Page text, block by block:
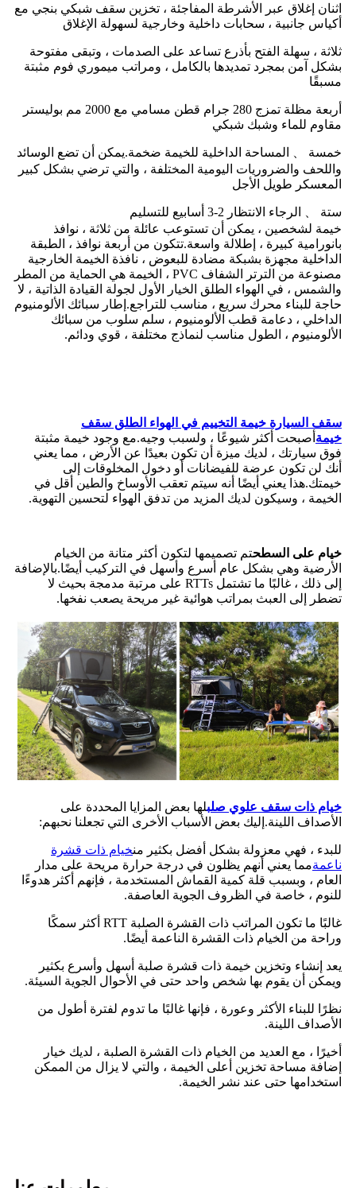
اثنان إغلاق عبر الأشرطة المفاجئة ، تخزين سقف شبكي بنجي مع
أكياس جانبية ، سحابات داخلية وخارجية لسهولة الإغلاق
ثلاثة ، سهلة الفتح بأذرع تساعد على الصدمات ، وتبقى مفتوحة
بشكل آمن بمجرد تمديدها بالكامل ، ومراتب ميموري فوم مثبتة
مسبقًا
أربعة مظلة تمزج 280 جرام قطن مسامي مع 2000 مم بوليستر
مقاوم للماء وشبك شبكي
خمسة 、 المساحة الداخلية للخيمة ضخمة.يمكن أن تضع الوسائد
واللحف والضروريات اليومية المختلفة ، والتي ترضي بشكل كبير
المعسكر طويل الأجل
ستة 、 الرجاء الانتظار 2-3 أسابيع للتسليم
خيمة لشخصين ، يمكن أن تستوعب عائلة من ثلاثة ، نوافذ
بانورامية كبيرة ، إطلالة واسعة.تتكون من أربعة نوافذ ، الطبقة
الداخلية مجهزة بشبكة مضادة للبعوض ، نافذة الخيمة الخارجية
مصنوعة من الترتر الشفاف PVC ، الخيمة هي الحماية من المطر
والشمس ، في الهواء الطلق الخيار الأول لجولة القيادة الذاتية ، لا
حاجة للبناء محرك سريع ، مناسب للتراجع.إطار سبائك الألومنيوم
الداخلي ، دعامة قطب الألومنيوم ، سلم سلوب من سبائك
الألومنيوم ، الطول مناسب لنماذج مختلفة ، قوي ودائم.
سقف السيارة خيمة التخييم في الهواء الطلق سقف
خيمة أصبحت أكثر شيوعًا ، ولسبب وجيه.مع وجود خيمة مثبتة
فوق سيارتك ، لديك ميزة أن تكون بعيدًا عن الأرض ، مما يعني
أنك لن تكون عرضة للفيضانات أو دخول المخلوقات إلى
خيمتك.هذا يعني أيضًا أنه سيتم تعقب الأوساخ والطين أقل في
الخيمة ، وسيكون لديك المزيد من تدفق الهواء لتحسين التهوية.
خيام على السطحتم تصميمها لتكون أكثر متانة من الخيام
الأرضية وهي بشكل عام أسرع وأسهل في التركيب أيضًا.بالإضافة
إلى ذلك ، غالبًا ما تشتمل RTTs على مرتبة مدمجة بحيث لا
تضطر إلى العبث بمراتب هوائية غير مريحة يصعب نفخها.
خيام ذات سقف علوي صلبلها بعض المزايا المحددة على
الأصداف اللينة.إليك بعض الأسباب الأخرى التي تجعلنا نحبهم:
للبدء ، فهي معزولة بشكل أفضل بكثير منخيام ذات قشرة
ناعمةمما يعني أنهم يظلون في درجة حرارة مريحة على مدار
العام ، وبسبب قلة كمية القماش المستخدمة ، فإنهم أكثر هدوءًا
للنوم ، خاصة في الظروف الجوية العاصفة.
غالبًا ما تكون المراتب ذات القشرة الصلبة RTT أكثر سمكًا
وراحة من الخيام ذات القشرة الناعمة أيضًا.
يعد إنشاء وتخزين خيمة ذات قشرة صلبة أسهل وأسرع بكثير
ويمكن أن يقوم بها شخص واحد حتى في الأحوال الجوية السيئة.
نظرًا للبناء الأكثر وعورة ، فإنها غالبًا ما تدوم لفترة أطول من
الأصداف اللينة.
أخيرًا ، مع العديد من الخيام ذات القشرة الصلبة ، لديك خيار
إضافة مساحة تخزين أعلى الخيمة ، والتي لا يزال من الممكن
استخدامها حتى عند نشر الخيمة.